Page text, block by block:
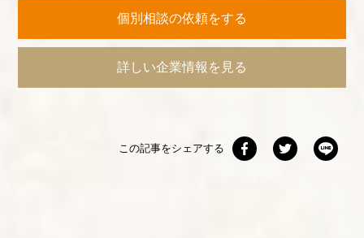
個別相談の依頼をする
詳しい企業情報を見る
この記事をシェアする